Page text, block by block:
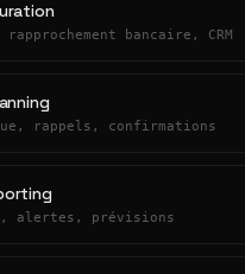
bancaire, CRM
rappels, confirmations
alertes, prévisions